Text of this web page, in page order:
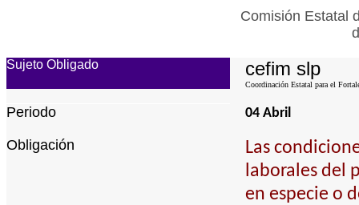
Comisión Estatal
Sujeto Obligado cefim slp
Coordinación Estatal para el
Periodo 04 Abril
Obligación
Las
laborales del
en especie o